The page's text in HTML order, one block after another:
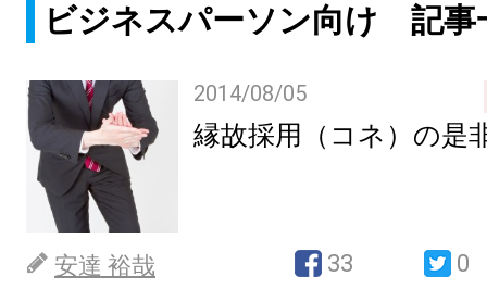
ビジネスパーソン向け 記事
2014/08/05
縁故採用（コネ）の是
安達 裕哉 33 0